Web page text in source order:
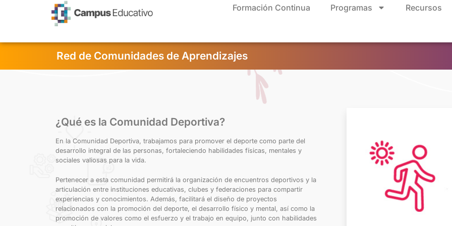
Formación Continua Programas Recursos
Red de Comunidades de Aprendizajes
¿Qué es la Comunidad Deportiva?
En la Comunidad Deportiva, trabajamos para promover el deporte como parte del
desarrollo integral de las personas, fortaleciendo habilidades físicas, mentales y
sociales valiosas para la vida.
Pertenecer a esta comunidad permitirá la organización de encuentros deportivos y la
articulación entre instituciones educativas, clubes y federaciones para compartir
experiencias y conocimientos. Además, facilitará el diseño de proyectos
relacionados con la promoción del deporte, el desarrollo físico y mental, así como la
promoción de valores como el esfuerzo y el trabajo en equipo, junto con habilidades